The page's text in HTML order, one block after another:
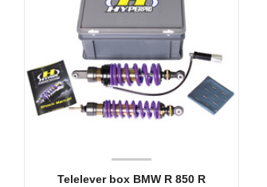
Telelever box BMW R 850 R